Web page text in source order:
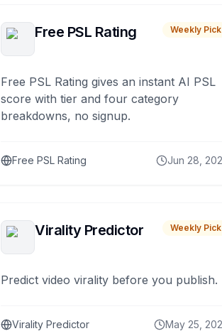
Free PSL Rating Weekly Pick
Free PSL Rating gives an instant AI PSL
score with tier and four category
breakdowns, no signup.
Free PSL Rating Jun 28,
Virality Predictor Weekly Pick
Predict video virality before you publish.
Virality Predictor May 25,